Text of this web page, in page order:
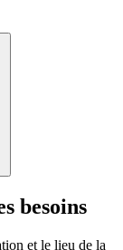
besoins
et le lieu de la